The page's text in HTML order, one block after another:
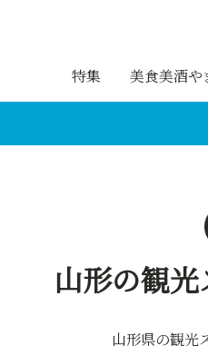
特集 美食美酒や
山形の観
山形県の観光